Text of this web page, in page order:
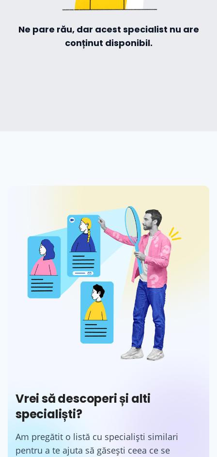
Ne pare rău, dar acest specialist nu are
conținut disponibil.
Vrei să descoperi și alti
specialiști?
Am pregătit o listă cu specialiști similari
pentru a te ajuta să găsești ceea ce se